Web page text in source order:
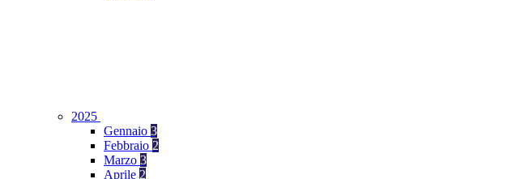
2025
Gennaio 3
Febbraio 2
Marzo 3
Aprile 2